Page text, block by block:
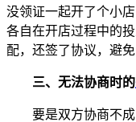
没领证一起开了个小
各自在开店过程中的
配，还签了协议，避免
三、无法协商时的
要是双方协商不